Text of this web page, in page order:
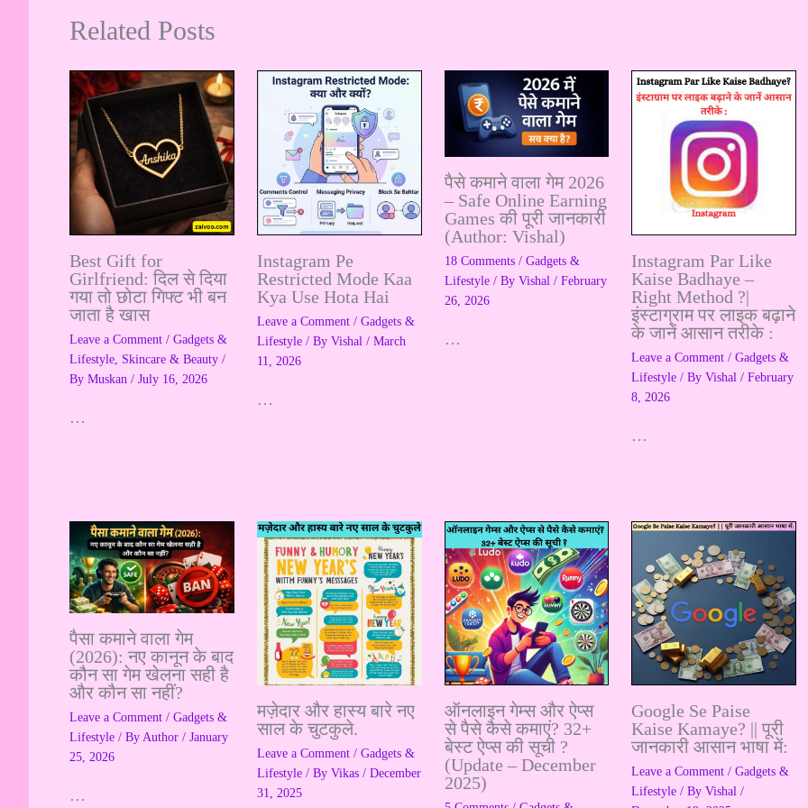
Related Posts
Best Gift for
Girlfriend: दिल से दिया
गया तो छोटा गिफ्ट भी बन
जाता है खास
Leave a Comment / Gadgets &
Lifestyle Skincare & Beauty /
By Muskan / July 16, 2026
…
Instagram Pe
Restricted Mode Kaa
Kya Use Hota Hai
Leave a Comment / Gadgets &
Lifestyle/ By Vishal / March
11, 2026
…
पैसे कमाने वाला गेम 2026
– Safe Online Earning
Games की पूरी जानकारी
(Author: Vishal)
18 Comments / Gadgets &
Lifestyle/ By Vishal / February
26, 2026
…
Instagram Par Like
Kaise Badhaye –
Right Method ?|
इंस्टाग्राम पर लाइक बढ़ाने
के जानें आसान तरीके :
Leave a Comment /Gadgets &
Lifestyle / ByVishal/February
8, 2026
…
पैसा कमाने वाला गेम
(2026): नए कानून के बाद
कौन सा गेम खेलना सही है
और कौन सा नहीं?
Leave a Comment / Gadgets &
Lifestyle / By Author / January
25, 2026
…
मज़ेदार और हास्य बारे नए
साल के चुटकुले.
Leave a Comment / Gadgets &
Lifestyle/ By Vikas / December
31, 2025
ऑनलाइन गेम्स और ऐप्स
से पैसे कैसे कमाएं? 32+
बेस्ट ऐप्स की सूची ?
(Update – December
2025)
Google Se Paise
Kaise Kamaye? || पूरी
जानकारी आसान भाषा में:
Leave a Comment /Gadgets &
Lifestyle / ByVishal/